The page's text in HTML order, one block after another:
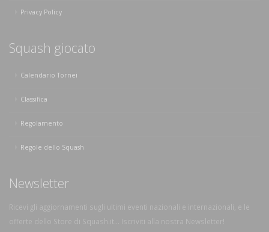
Privacy Policy
Squash giocato
Calendario Tornei
Classifica
Regolamento
Regole dello Squash
Newsletter
Ricevi gli aggiornamenti sugli ultimi eventi nazionali e internazionali, e le
offerte dello Store di Squash.it... Iscriviti alla nostra Newsletter!